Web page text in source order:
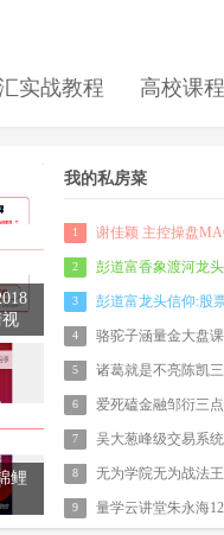
实战教程 高校课程
鲤
我的私房菜
1
谢佳颖 主控操盘
分析4天股票期货内部培
2
彭道富香象渡河龙
书500m
3
彭道富龙头信仰:股
子书
4 骆驼子涵量金大盘
5
诸葛就是不亮陈凯
系统视频课程
6
爱死磕金融邹衍三
间测算系统课程赠送计算
7 吴大葱峰级交易系
8 无为学院无为战法
9 量学云讲堂朱永海